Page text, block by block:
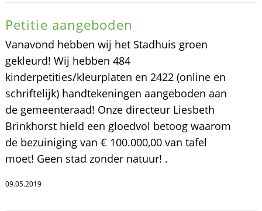
Petitie aangeboden
Vanavond hebben wij het Stadhuis groen
gekleurd! Wij hebben 484
kinderpetities/kleurplaten en 2422 (online en
schriftelijk) handtekeningen aangeboden aan
de gemeenteraad! Onze directeur Liesbeth
Brinkhorst hield een gloedvol betoog waarom
de bezuiniging van € 100.000,00 van tafel
moet! Geen stad zonder natuur! .
09.05.2019